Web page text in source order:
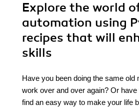
Explore the world
automation using
recipes that will
skills
Have you been doing the same old
work over and over again? Or
find an easy way to make your life